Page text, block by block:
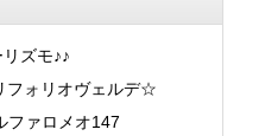
ズモ♪♪
フォリオヴェルデ☆
ァロメオ147